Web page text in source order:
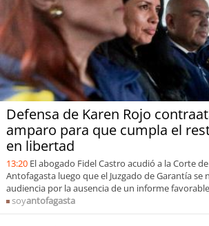
Sostenibilidad
soy chile
soyarica
soyiquique
soycalama
soyantofagasta
soycopiapó
Defensa de Karen Rojo
amparo para que cumpla el
en libertad
13:20 El abogado Fidel Castro acudió a la Corte
Antofagasta luego que el Juzgado de Garantía se
audiencia por la ausencia de un informe
soyantofagasta